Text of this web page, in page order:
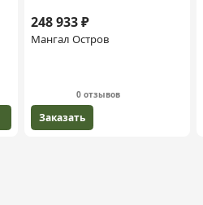
248 933 ₽
Мангал Остров
0 отзывов
Заказать